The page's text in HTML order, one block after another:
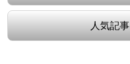
人気記事